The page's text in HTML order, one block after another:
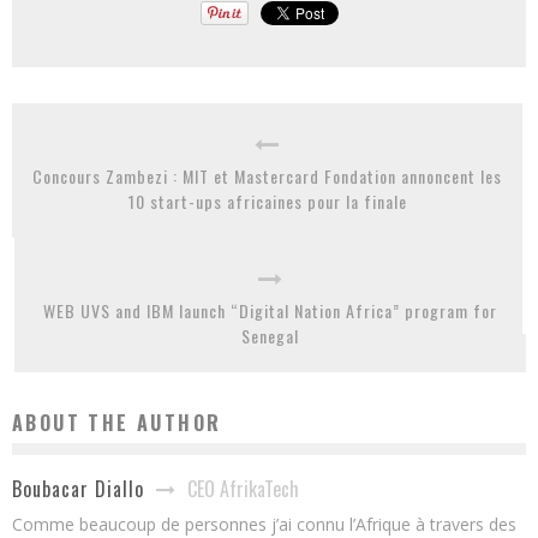
Concours Zambezi : MIT et Mastercard Fondation annoncent les
10 start-ups africaines pour la finale
WEB UVS and IBM launch “Digital Nation Africa” program for
Senegal
ABOUT THE AUTHOR
Boubacar Diallo CEO AfrikaTech
Comme beaucoup de personnes j’ai connu l’Afrique à travers des